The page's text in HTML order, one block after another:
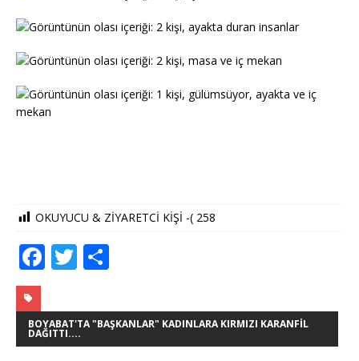
OKUYUCU & ZİYARETCİ KİŞİ -( 258
F
c
e
T
it
te
ar
e
BOYABAT'TA "BAŞKANLAR" KADINLARA KIRMIZI KARANFIL
DAĞITTI....